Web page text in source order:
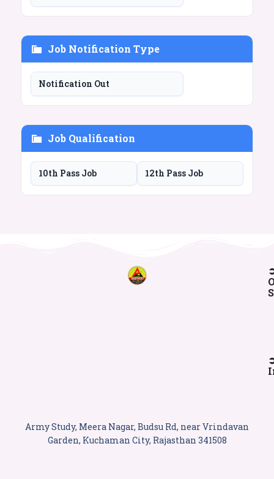
Job Notification Type
Notification Out
Job Qualification
10th Pass Job 12th Pass Job
Army Study, Meera Nagar, Budsu Rd, near Vrindavan
Garden, Kuchaman City, Rajasthan 341508